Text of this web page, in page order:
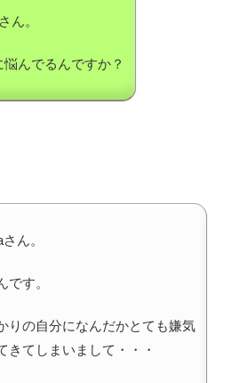
ん。
悩んでるんですか？
ん。
です。
りの自分になんだかとても嫌気
きてしまいまして・・・